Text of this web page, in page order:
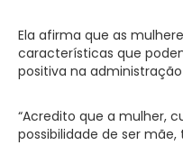
Ela afirma que as
características que
positiva na
“Acredito que a mulher,
possibilidade de ser